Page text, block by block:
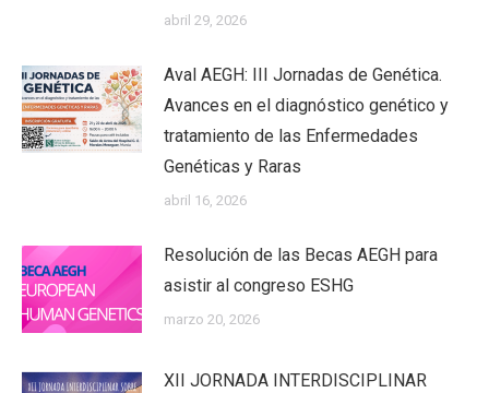
abril 29, 2026
Aval AEGH: III Jornadas de Genética.
Avances en el diagnóstico genético y
tratamiento de las Enfermedades
Genéticas y Raras
abril 16, 2026
Resolución de las Becas AEGH para
asistir al congreso ESHG
marzo 20, 2026
XII JORNADA INTERDISCIPLINAR